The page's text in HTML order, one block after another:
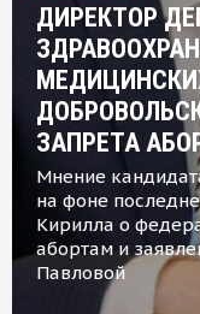
ДИРЕКТОР
ЗАПРЕТА
Мнение
на фоне
Кирилла о
абортам и
Павловой